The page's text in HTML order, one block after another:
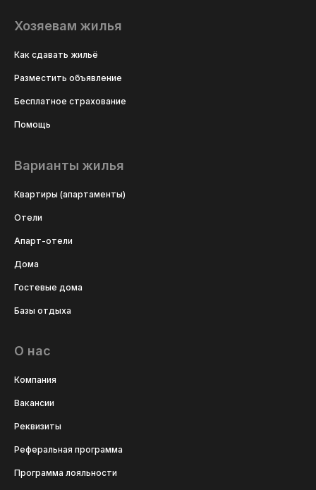
Хозяевам жилья
Как сдавать жильё
Разместить объявление
Бесплатное страхование
Помощь
Варианты жилья
Квартиры (апартаменты)
Отели
Апарт-отели
Дома
Гостевые дома
Базы отдыха
О нас
Компания
Вакансии
Реквизиты
Реферальная программа
Программа лояльности